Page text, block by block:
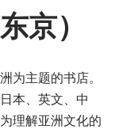
京）
为主题的书店。
本、英文、中
理解亚洲文化的